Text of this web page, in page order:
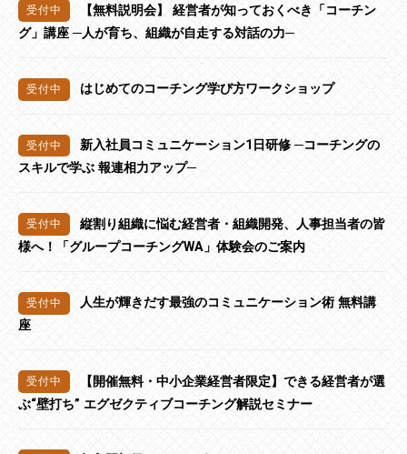
【無料説明会】 経営者が知っておくべき「コーチン
グ」講座 ─人が育ち、組織が自走する対話の力─
はじめてのコーチング学び方ワークショップ
新入社員コミュニケーション1日研修 ─コーチングの
スキルで学ぶ 報連相力アップ─
縦割り組織に悩む経営者・組織開発、人事担当者の皆
様へ！「グループコーチングWA」体験会のご案内
人生が輝きだす最強のコミュニケーション術 無料講
座
【開催無料・中小企業経営者限定】できる経営者が選
ぶ“壁打ち” エグゼクティブコーチング解説セミナー